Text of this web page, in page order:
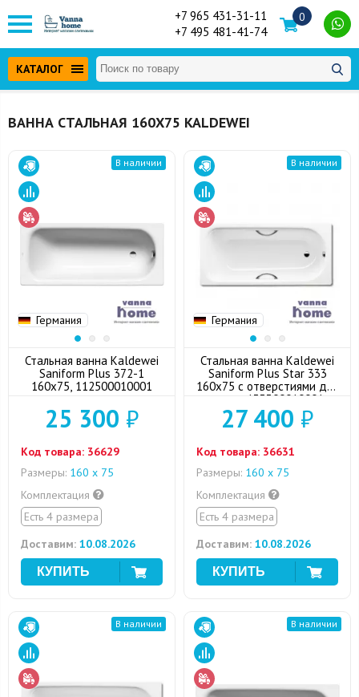
+7 965 431-31-11
+7 495 481-41-74
0
КАТАЛОГ
ВАННА СТАЛЬНАЯ 160Х75 KALDEWEI
Германия
В наличии
Стальная ванна Kaldewei
Saniform Plus 372-1
160x75, 112500010001
25 300 ₽
Код товара: 36629
Размеры: 160 х 75
Комплектация
Есть 4 размера
Доставим: 10.08.2026
Германия
В наличии
Стальная ванна Kaldewei
Saniform Plus Star 333
160x75 с отверстиями для
ручек, 133300010001
27 400 ₽
Код товара: 36631
Размеры: 160 х 75
Комплектация
Есть 4 размера
Доставим: 10.08.2026
В наличии В наличии